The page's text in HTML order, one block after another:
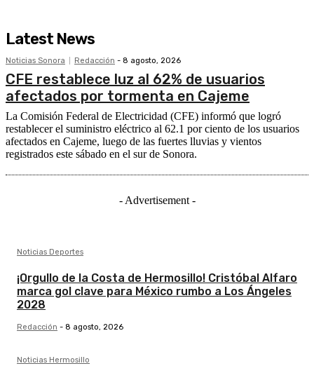
Latest News
Noticias Sonora Redacción - 8 agosto, 2026
CFE restablece luz al 62% de usuarios
afectados por tormenta en Cajeme
La Comisión Federal de Electricidad (CFE) informó que logró
restablecer el suministro eléctrico al 62.1 por ciento de los usuarios
afectados en Cajeme, luego de las fuertes lluvias y vientos
registrados este sábado en el sur de Sonora.
- Advertisement -
Noticias Deportes
¡Orgullo de la Costa de Hermosillo! Cristóbal Alfaro
marca gol clave para México rumbo a Los Ángeles
2028
Redacción - 8 agosto, 2026
Noticias Hermosillo